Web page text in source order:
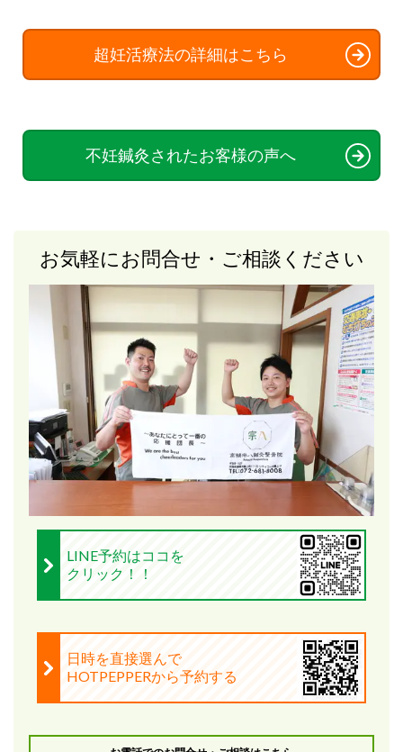
超妊活療法の詳細はこちら
不妊鍼灸されたお客様の声へ
お気軽にお問合せ・ご相談ください
LINE予約はココを
クリック！！
日時を直接選んで
HOTPEPPERから予約する